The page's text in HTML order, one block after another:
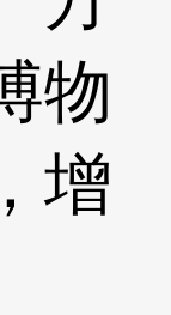
物
增